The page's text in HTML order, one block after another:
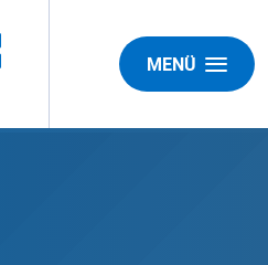
MENÜ